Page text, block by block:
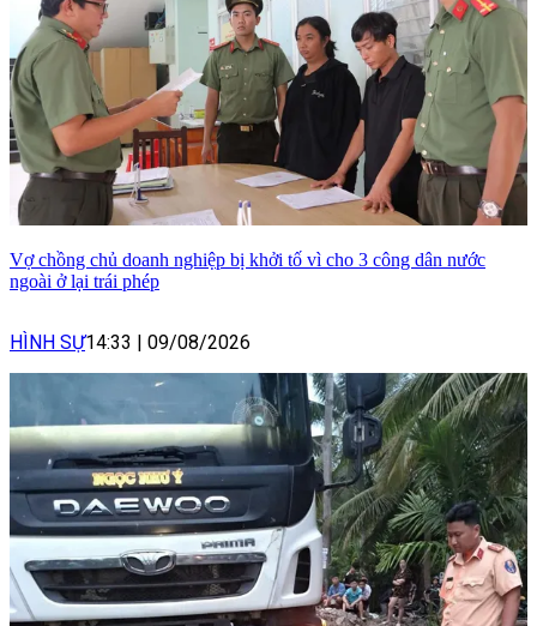
Vợ chồng chủ doanh nghiệp bị khởi tố vì cho 3 công dân nước
ngoài ở lại trái phép
HÌNH SỰ14:33 | 09/08/2026